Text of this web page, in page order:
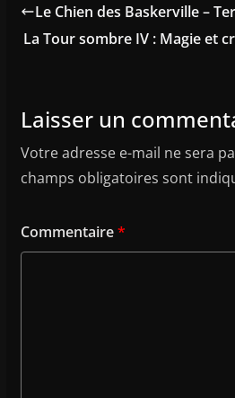
Le Chien des Baskerville –
La Tour sombre IV : Magie et
Laisser un
Votre adresse e-mail ne sera
champs obligatoires sont
Commentaire*